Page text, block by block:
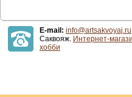
E-mail: info@artsakvoyaj.ru
Саквояж. Интернет-
хобби